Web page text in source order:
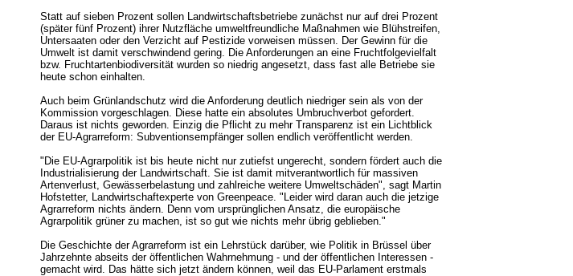
Statt auf sieben Prozent sollen Landwirtschaftsbetriebe zunächst nur auf drei Prozent
(später fünf Prozent) ihrer Nutzfläche umweltfreundliche Maßnahmen wie Blühstreifen,
Untersaaten oder den Verzicht auf Pestizide vorweisen müssen. Der Gewinn für die
Umwelt ist damit verschwindend gering. Die Anforderungen an eine Fruchtfolgevielfalt
bzw. Fruchtartenbiodiversität wurden so niedrig angesetzt, dass fast alle Betriebe sie
heute schon einhalten.
Auch beim Grünlandschutz wird die Anforderung deutlich niedriger sein als von der
Kommission vorgeschlagen. Diese hatte ein absolutes Umbruchverbot gefordert.
Daraus ist nichts geworden. Einzig die Pflicht zu mehr Transparenz ist ein Lichtblick
der EU-Agrarreform: Subventionsempfänger sollen endlich veröffentlicht werden.
"Die EU-Agrarpolitik ist bis heute nicht nur zutiefst ungerecht, sondern fördert auch die
Industrialisierung der Landwirtschaft. Sie ist damit mitverantwortlich für massiven
Artenverlust, Gewässerbelastung und zahlreiche weitere Umweltschäden", sagt Martin
Hofstetter, Landwirtschaftexperte von Greenpeace. "Leider wird daran auch die jetzige
Agrarreform nichts ändern. Denn vom ursprünglichen Ansatz, die europäische
Agrarpolitik grüner zu machen, ist so gut wie nichts mehr übrig geblieben."
Die Geschichte der Agrarreform ist ein Lehrstück darüber, wie Politik in Brüssel über
Jahrzehnte abseits der öffentlichen Wahrnehmung - und der öffentlichen Interessen -
gemacht wird. Das hätte sich jetzt ändern können, weil das EU-Parlament erstmals